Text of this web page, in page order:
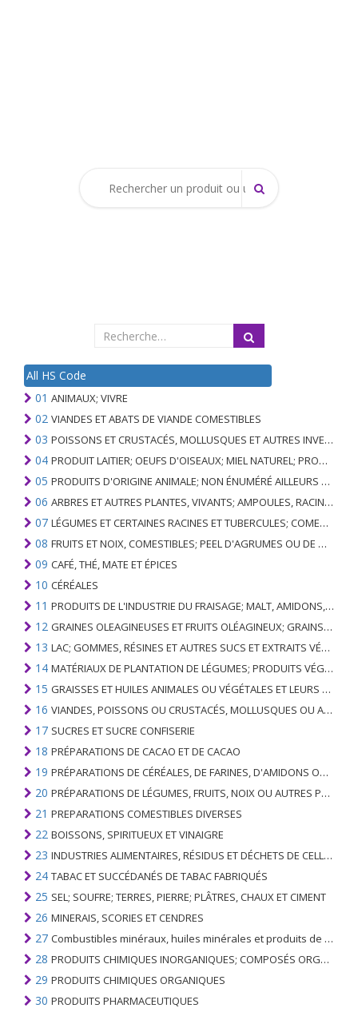
All HS Code
01 ANIMAUX; VIVRE
02 VIANDES ET ABATS DE VIANDE COMESTIBLES
03 POISSONS ET CRUSTACÉS, MOLLUSQUES ET AUTRES INVERTÉBRÉS AQUATIQUES
04 PRODUIT LAITIER; OEUFS D'OISEAUX; MIEL NATUREL; PRODUITS COMESTIBLES D'ORIGINE ANIMALE, NON ÉNUMÉRÉS AILLEURS OU INCLUS
05 PRODUITS D'ORIGINE ANIMALE; NON ÉNUMÉRÉ AILLEURS OU INCLUS
06 ARBRES ET AUTRES PLANTES, VIVANTS; AMPOULES, RACINES ET ANALOGUES; FLEURS COUPEES ET FEUILLAGE ORNEMENTAL
07 LÉGUMES ET CERTAINES RACINES ET TUBERCULES; COMESTIBLE
08 FRUITS ET NOIX, COMESTIBLES; PEEL D'AGRUMES OU DE MELONS
09 CAFÉ, THÉ, MATE ET ÉPICES
10 CÉRÉALES
11 PRODUITS DE L'INDUSTRIE DU FRAISAGE; MALT, AMIDONS, INULINE, GLUTEN DE BLÉ
12 GRAINES OLEAGINEUSES ET FRUITS OLÉAGINEUX; GRAINS DIVERS, GRAINES ET FRUITS, PLANTES INDUSTRIELLES OU MÉDICINALES; PAILLE ET FOURRAGE
13 LAC; GOMMES, RÉSINES ET AUTRES SUCS ET EXTRAITS VÉGÉTAUX
14 MATÉRIAUX DE PLANTATION DE LÉGUMES; PRODUITS VÉGÉTAUX NON DÉNOMMÉS NI COMPRIS AILLEURS
15 GRAISSES ET HUILES ANIMALES OU VÉGÉTALES ET LEURS PRODUITS DE CLIVAGE; GRAISSES ANIMALES PRÉPARÉES; CIRES ANIMALES OU VÉGÉTALES
16 VIANDES, POISSONS OU CRUSTACÉS, MOLLUSQUES OU AUTRES INVERTÉBRÉS AQUATIQUES; PRÉPARATIONS DE CELLES-CI
17 SUCRES ET SUCRE CONFISERIE
18 PRÉPARATIONS DE CACAO ET DE CACAO
19 PRÉPARATIONS DE CÉRÉALES, DE FARINES, D'AMIDONS OU DE LAIT; PRODUITS DE PATISSERIE
20 PRÉPARATIONS DE LÉGUMES, FRUITS, NOIX OU AUTRES PARTIES DE PLANTES
21 PREPARATIONS COMESTIBLES DIVERSES
22 BOISSONS, SPIRITUEUX ET VINAIGRE
23 INDUSTRIES ALIMENTAIRES, RÉSIDUS ET DÉCHETS DE CELLES-CI; FOURRAGE ANIMAL PRÉPARÉ
24 TABAC ET SUCCÉDANÉS DE TABAC FABRIQUÉS
25 SEL; SOUFRE; TERRES, PIERRE; PLÂTRES, CHAUX ET CIMENT
26 MINERAIS, SCORIES ET CENDRES
27 Combustibles minéraux, huiles minérales et produits de leur distillation; SUBSTANCES BITUMINEUSES; CIRES MINÉRALES
28 PRODUITS CHIMIQUES INORGANIQUES; COMPOSÉS ORGANIQUES ET INORGANIQUES DE MÉTAUX PRÉCIEUX; DE MÉTAUX DES TERRES RARES, D'ÉLÉMENTS RADIOACTIFS ET D'ISOTOPES
29 PRODUITS CHIMIQUES ORGANIQUES
30 PRODUITS PHARMACEUTIQUES